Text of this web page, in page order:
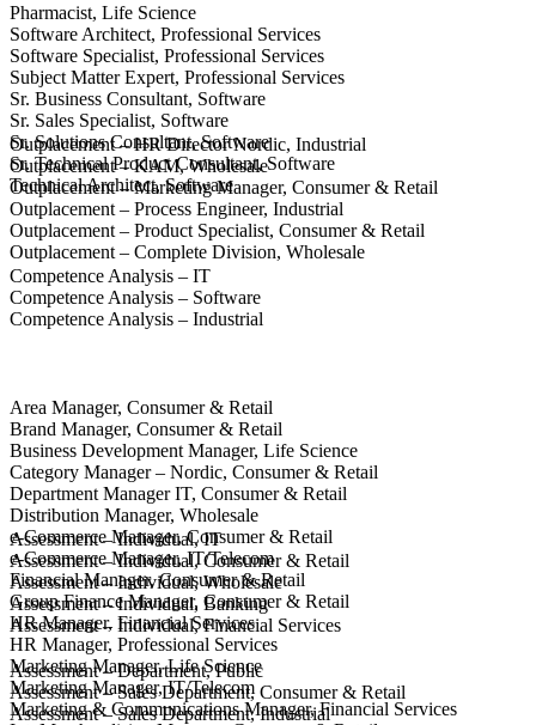
Pharmacist, Life Science
Software Architect, Professional Services
Software Specialist, Professional Services
Subject Matter Expert, Professional Services
Sr. Business Consultant, Software
Sr. Sales Specialist, Software
Sr. Solutions Consultant, Software
Sr. Technical Product Consultant, Software
Technical Architect, Software
Outplacement – HR Director Nordic, Industrial
Outplacement – KAM, Wholesale
Outplacement – Marketing Manager, Consumer & Retail
Outplacement – Process Engineer, Industrial
Outplacement – Product Specialist, Consumer & Retail
Outplacement – Complete Division, Wholesale
Competence Analysis – IT
Competence Analysis – Software
Competence Analysis – Industrial
Area Manager, Consumer & Retail
Brand Manager, Consumer & Retail
Business Development Manager, Life Science
Category Manager – Nordic, Consumer & Retail
Department Manager IT, Consumer & Retail
Distribution Manager, Wholesale
e-Commerce Manager, Consumer & Retail
e-Commerce Manager, IT/Telecom
Financial Manager, Consumer & Retail
Group Finance Manager, Consumer & Retail
HR Manager, Financial Services
HR Manager, Professional Services
Marketing Manager, Life Science
Marketing Manager, IT/Telecom
Marketing & Communications Manager, Financial Services
Assessment – Individual, IT
Assessment – Individual, Consumer & Retail
Assessment – Individual, Wholesale
Assessment – Individual, Banking
Assessment – Individual, Financial Services
Assessment – Department, Public
Assessment – Sales Department, Consumer & Retail
Assessment – Sales Department, Industrial